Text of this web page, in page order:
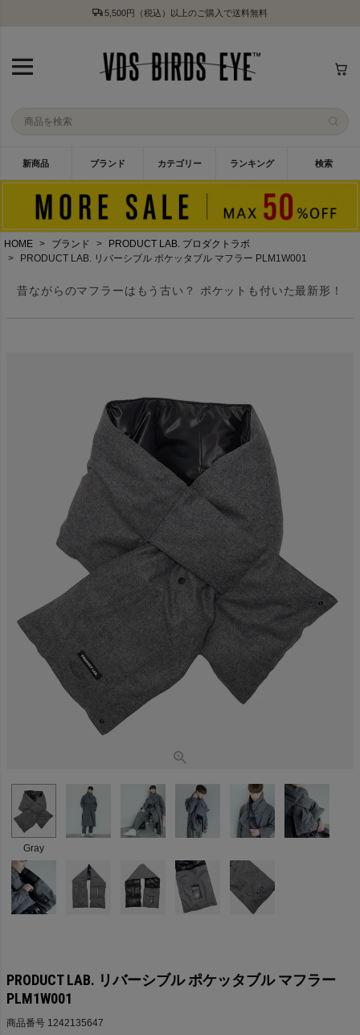
5,500円（税込）以上のご購入で送料無料
新商品 ブランド カテゴリー ランキング 検索
HOME ブランド
PRODUCT LAB. プロダクトラボ
PRODUCT LAB. リバーシブル ポケッタブル マフラー PLM1W001
昔ながらのマフラーはもう古い？ ポケットも付いた最新形！
Gray
PRODUCT LAB. リバーシブル ポケッタブル マフラー
PLM1W001
商品番号 1242135647